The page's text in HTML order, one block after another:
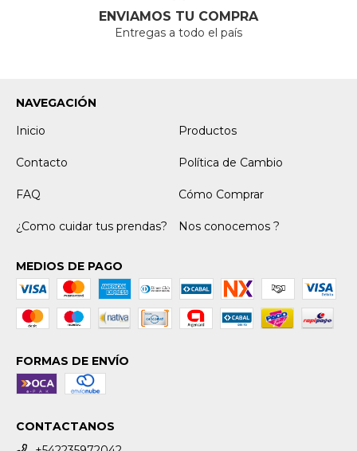
ENVIAMOS TU COMPRA
Entregas a todo el país
NAVEGACIÓN
Inicio
Productos
Contacto Política de Cambio
FAQ Cómo Comprar
¿Como cuidar tus prendas? Nos conocemos ?
MEDIOS DE PAGO
FORMAS DE ENVÍO
CONTACTANOS